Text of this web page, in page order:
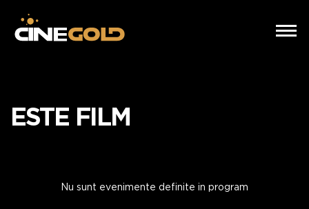
ESTE FILM
Nu sunt evenimente definite in program